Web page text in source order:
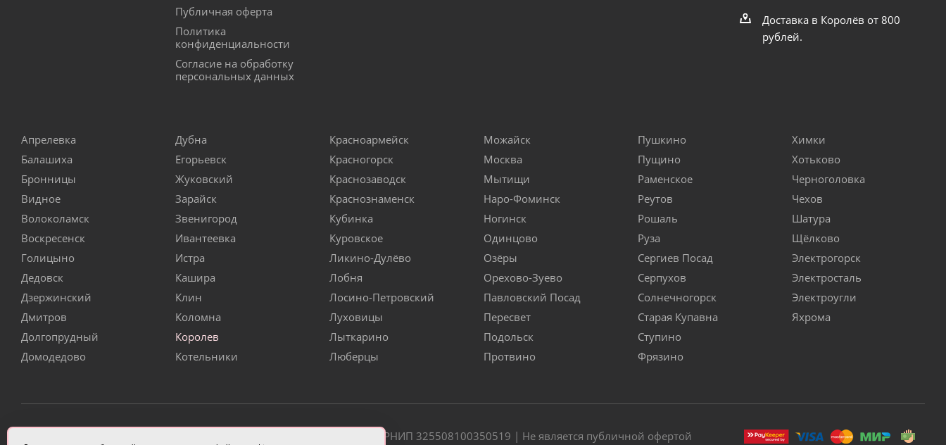
Публичная оферта
Политика
конфиденциальности
Согласие на обработку
персональных данных
Доставка в Королёв от 800
рублей.
Апрелевка
Балашиха
Бронницы
Видное
Волоколамск
Воскресенск
Голицыно
Дедовск
Дзержинский
Дмитров
Долгопрудный
Домодедово
Дубна
Егорьевск
Жуковский
Зарайск
Звенигород
Ивантеевка
Истра
Кашира
Клин
Коломна
Королев
Котельники
Красноармейск
Красногорск
Краснозаводск
Краснознаменск
Кубинка
Куровское
Ликино-Дулёво
Лобня
Лосино-Петровский
Луховицы
Лыткарино
Люберцы
Можайск
Москва
Мытищи
Наро-Фоминск
Ногинск
Одинцово
Озёры
Орехово-Зуево
Павловский Посад
Пересвет
Подольск
Протвино
Пушкино
Пущино
Раменское
Реутов
Рошаль
Руза
Сергиев Посад
Серпухов
Солнечногорск
Старая Купавна
Ступино
Фрязино
Химки
Хотьково
Черноголовка
Чехов
Шатура
Щёлково
Электрогорск
Электросталь
Электроугли
Яхрома
ИП Чулкова Анастасия Александровна ИНН 331405822720 | ОГРН/ОГРНИП 325508100350519 | Не является публичной офертой